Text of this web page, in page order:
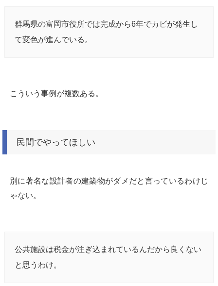
群馬県の富岡市役所では完成から6年でカビが発生し
て変色が進んでいる。
こういう事例が複数ある。
民間でやってほしい
別に著名な設計者の建築物がダメだと言っているわけじ
ゃない。
公共施設は税金が注ぎ込まれているんだから良くない
と思うわけ。